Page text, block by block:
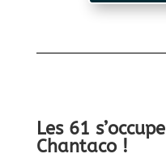
Les 61
Chantaco !